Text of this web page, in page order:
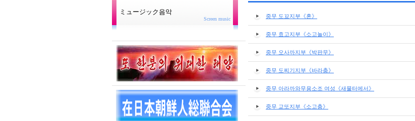
중무 도꾜지부《혼》
중무 효고지부《소고놀이》
중무 오사까지부《박판무》
중무 도찌기지부《바라춤》
중무 아라까와무용소조 여성《새물터에서》
중무 교또지부《소고춤》
ミュージック음악
Screen music